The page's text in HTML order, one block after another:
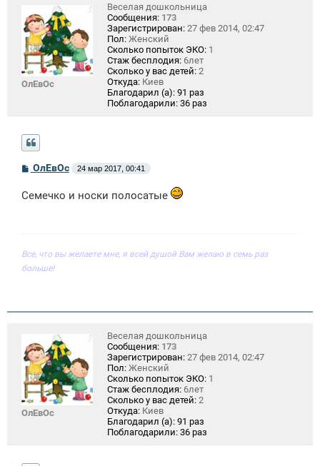
ОлЕвОс
Веселая дошкольница
Сообщения: 173
Зарегистрирован: 27 фев 2014, 02:47
Пол: Женский
Сколько попыток ЭКО: 1
Стаж бесплодия: 6лет
Сколько у вас детей: 2
Откуда: Киев
Благодарил (а): 91 раз
Поблагодарили: 36 раз
С
о
б
ОлЕвОс 24 мар 2017, 00:41
Семечко и носки полосатые
Все, что вы желаете мне, я всей душой Вам желаю в семь раз
больше!
ОлЕвОс
Веселая дошкольница
Сообщения: 173
Зарегистрирован: 27 фев 2014, 02:47
Пол: Женский
Сколько попыток ЭКО: 1
Стаж бесплодия: 6лет
Сколько у вас детей: 2
Откуда: Киев
Благодарил (а): 91 раз
Поблагодарили: 36 раз